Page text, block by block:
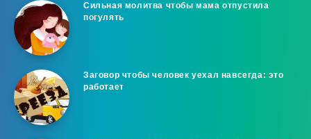
Сильная молитва чтобы мама отпустила
погулять
Заговор чтобы человек уехал навсегда: это
работает